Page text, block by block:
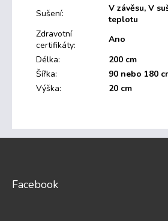
Sušení:
V závěsu, V
teplotu
Zdravotní
certifikáty:
Ano
Délka:
200 cm
Šířka:
90 nebo 180
Výška: 20 cm
Z
Facebook